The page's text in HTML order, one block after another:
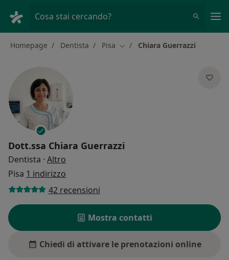
Cosa stai cercando?
Homepage Dentista Pisa Cambia città
Chiara Guerrazzi
Dott.ssa Chiara Guerrazzi
Dentista · Altro
Pisa 1 indirizzo
42 recensioni
Mostra contatti
Chiedi di attivare le prenotazioni online